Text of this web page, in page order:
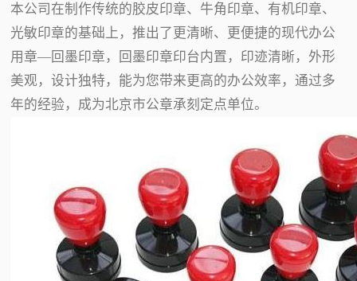
本公司在制作传统的胶皮印章、牛角印章、有机印章、
光敏印章的基础上，推出了更清晰、更便捷的现代办公
用章—回墨印章，回墨印章印台内置，印迹清晰，外形
美观，设计独特，能为您带来更高的办公效率，通过多
年的经验，成为北京市公章承刻定点单位。